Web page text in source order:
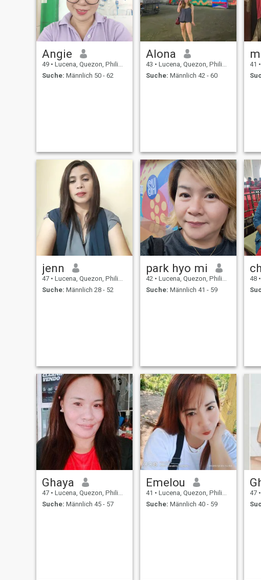
Angie
49 • Lucena, Quezon, Philippinen
Suche: Männlich 50 - 62
Alona
43 • Lucena, Quezon, Philippinen
Suche: Männlich 42 - 60
41 •
jenn
47 • Lucena, Quezon, Philippinen
Suche: Männlich 28 - 52
park hyo mi
42 • Lucena, Quezon, Philippinen
Suche: Männlich 41 - 59
48 •
Ghaya
47 • Lucena, Quezon, Philippinen
Suche: Männlich 45 - 57
Emelou
41 • Lucena, Quezon, Philippinen
Suche: Männlich 40 - 59
47 •